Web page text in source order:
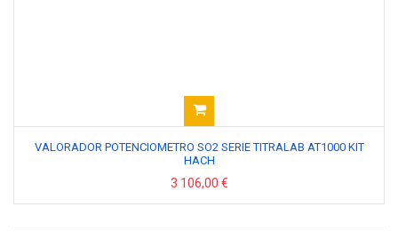
VALORADOR POTENCIOMETRO SO2 SERIE TITRALAB AT1000 KIT
HACH
3 106,00 €